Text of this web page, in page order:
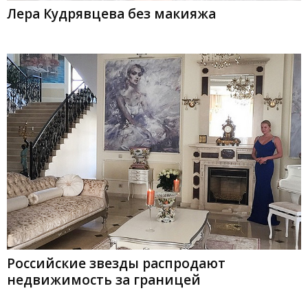
Лера Кудрявцева без макияжа
Российские звезды распродают
недвижимость за границей